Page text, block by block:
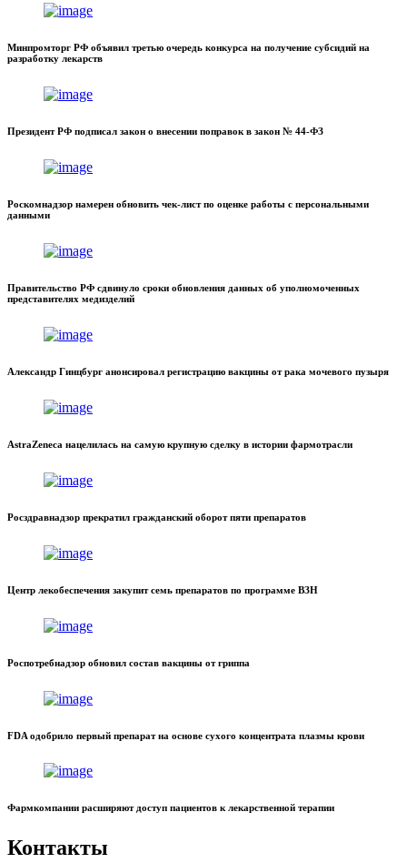
Минпромторг РФ объявил третью очередь конкурса на получение субсидий на
разработку лекарств
Президент РФ подписал закон о внесении поправок в закон № 44-ФЗ
Роскомнадзор намерен обновить чек-лист по оценке работы с персональными
данными
Правительство РФ сдвинуло сроки обновления данных об уполномоченных
представителях медизделий
Александр Гинцбург анонсировал регистрацию вакцины от рака мочевого пузыря
AstraZeneca нацелилась на самую крупную сделку в истории фармотрасли
Росздравнадзор прекратил гражданский оборот пяти препаратов
Центр лекобеспечения закупит семь препаратов по программе ВЗН
Роспотребнадзор обновил состав вакцины от гриппа
FDA одобрило первый препарат на основе сухого концентрата плазмы крови
Фармкомпании расширяют доступ пациентов к лекарственной терапии
Контакты